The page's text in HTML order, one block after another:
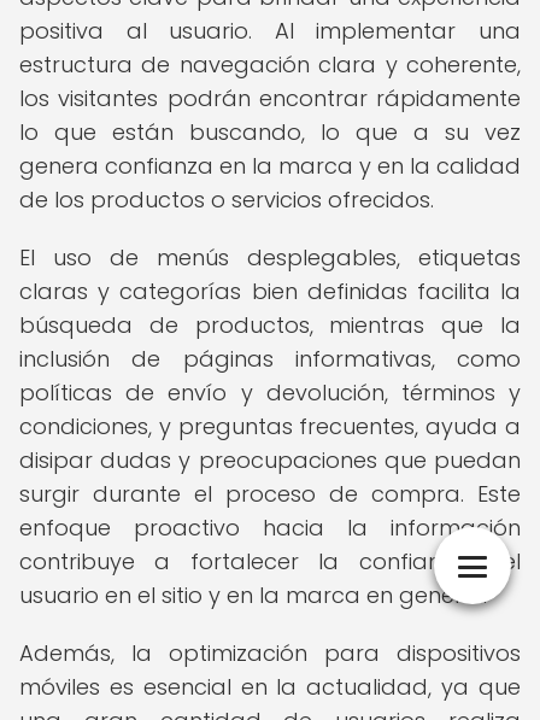
positiva al usuario. Al implementar una
estructura de navegación clara y coherente,
los visitantes podrán encontrar rápidamente
lo que están buscando, lo que a su vez
genera confianza en la marca y en la calidad
de los productos o servicios ofrecidos.
El uso de menús desplegables, etiquetas
claras y categorías bien definidas facilita la
búsqueda de productos, mientras que la
inclusión de páginas informativas, como
políticas de envío y devolución, términos y
condiciones, y preguntas frecuentes, ayuda a
disipar dudas y preocupaciones que puedan
surgir durante el proceso de compra. Este
enfoque proactivo hacia la información
contribuye a fortalecer la confianza del
usuario en el sitio y en la marca en general.
Además, la optimización para dispositivos
móviles es esencial en la actualidad, ya que